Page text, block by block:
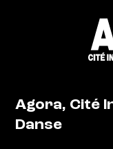
Agora, Cité
Danse